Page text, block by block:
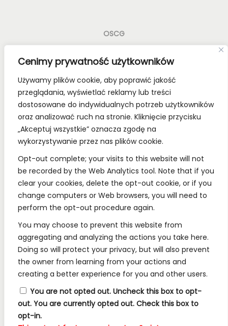
Cenimy prywatność użytkowników
Używamy plików cookie, aby poprawić jakość
przeglądania, wyświetlać reklamy lub treści
dostosowane do indywidualnych potrzeb użytkowników
oraz analizować ruch na stronie. Kliknięcie przycisku
„Akceptuj wszystkie” oznacza zgodę na
wykorzystywanie przez nas plików cookie.
Opt-out complete; your visits to this website will not
be recorded by the Web Analytics tool. Note that if you
clear your cookies, delete the opt-out cookie, or if you
change computers or Web browsers, you will need to
perform the opt-out procedure again.
You may choose to prevent this website from
aggregating and analyzing the actions you take here.
Doing so will protect your privacy, but will also prevent
the owner from learning from your actions and
creating a better experience for you and other users.
You are not opted out. Uncheck this box to opt-
out. You are currently opted out. Check this box to
opt-in.
OSCG
styl życia!
Bądź z nami na bieżąco, dołącz do naszych mediów
społecznościowych.
REGULAMINY:
Regulamin
RODO
Regulamin Konkursów
INFORMACJE:
Wysyłka i Dostawa
Metody Płatności w Naszym Sklepie